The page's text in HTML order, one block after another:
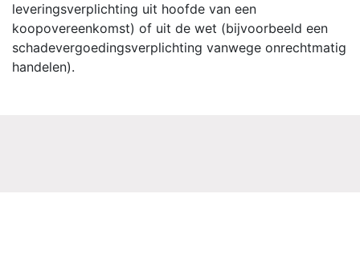
leveringsverplichting uit hoofde van een
koopovereenkomst) of uit de wet (bijvoorbeeld een
schadevergoedingsverplichting vanwege onrechtmatig
handelen).